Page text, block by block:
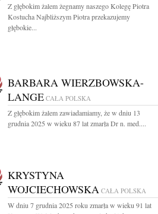
Z głębokim żalem żegnamy naszego Kolegę Piotra
Kostucha Najbliższym Piotra przekazujemy
głębokie...
BARBARA WIERZBOWSKA-
LANGE CAŁA POLSKA
Z głębokim żalem zawiadamiamy, że w dniu 13
grudnia 2025 w wieku 87 lat zmarła Dr n. med....
KRYSTYNA
WOJCIECHOWSKA CAŁA POLSKA
W dniu 7 grudnia 2025 roku zmarła w wieku 91 lat